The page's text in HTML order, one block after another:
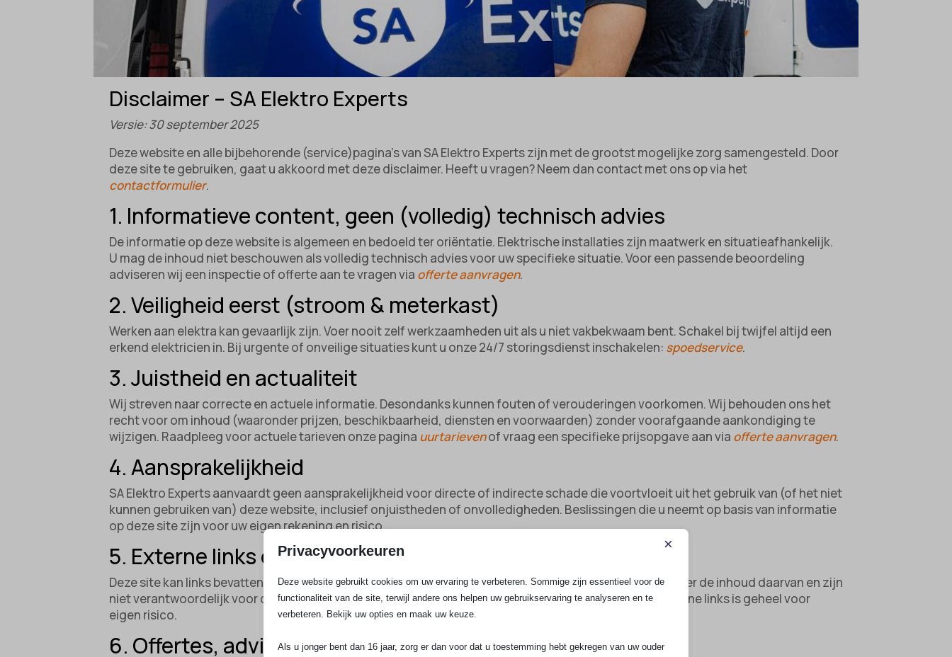
Disclaimer – SA Elektro Experts
Versie: 30 september 2025
Deze website en alle bijbehorende (service)pagina’s van SA Elektro Experts zijn met de grootst mogelijke zorg samengesteld. Door
deze site te gebruiken, gaat u akkoord met deze disclaimer. Heeft u vragen? Neem dan contact met ons op via het
contactformulier.
1. Informatieve content, geen (volledig) technisch advies
De informatie op deze website is algemeen en bedoeld ter oriëntatie. Elektrische installaties zijn maatwerk en situatieafhankelijk.
U mag de inhoud niet beschouwen als volledig technisch advies voor uw specifieke situatie. Voor een passende beoordeling
adviseren wij een inspectie of offerte aan te vragen via offerte aanvragen.
2. Veiligheid eerst (stroom & meterkast)
Werken aan elektra kan gevaarlijk zijn. Voer nooit zelf werkzaamheden uit als u niet vakbekwaam bent. Schakel bij twijfel altijd een
erkend elektricien in. Bij urgente of onveilige situaties kunt u onze 24/7 storingsdienst inschakelen: spoedservice.
3. Juistheid en actualiteit
Wij streven naar correcte en actuele informatie. Desondanks kunnen fouten of verouderingen voorkomen. Wij behouden ons het
recht voor om inhoud (waaronder prijzen, beschikbaarheid, diensten en voorwaarden) zonder voorafgaande aankondiging te
wijzigen. Raadpleeg voor actuele tarieven onze pagina uurtarievenof vraag een specifieke prijsopgave aan via offerte aanvragen.
4. Aansprakelijkheid
SA Elektro Experts aanvaardt geen aansprakelijkheid voor directe of indirecte schade die voortvloeit uit het gebruik van (of het niet
kunnen gebruiken van) deze website, inclusief onjuistheden of onvolledigheden. Beslissingen die u neemt op basis van informatie
op deze site zijn voor uw eigen rekening en risico.
5. Externe links en verwijzingen
Deze site kan links bevatten naar externe websites of bronnen van derden. Wij hebben geen controle over de inhoud daarvan en zijn
niet verantwoordelijk voor de beschikbaarheid of juistheid van externe informatie. Het volgen van externe links is geheel voor
eigen risico.
6. Offertes, advies en uitvoering
Privacyvoorkeuren ×
Deze website gebruikt cookies om uw ervaring te verbeteren. Sommige zijn essentieel voor de
functionaliteit van de site, terwijl andere ons helpen uw gebruikservaring te analyseren en te
verbeteren. Bekijk uw opties en maak uw keuze.
Als u jonger bent dan 16 jaar, zorg er dan voor dat u toestemming hebt gekregen van uw ouder